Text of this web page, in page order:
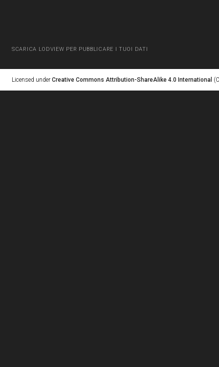
SCARICA LODVIEW PER PUBBLICARE I TUOI DATI
Licensed under Creative Commons Attribution-ShareAlike 4.0 International